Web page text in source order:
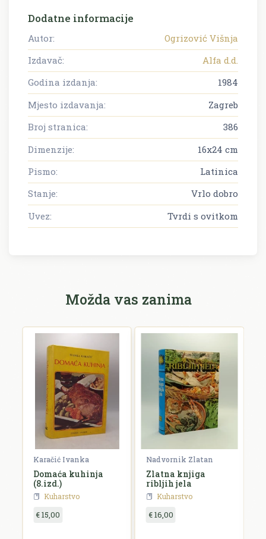
Dodatne informacije
Autor:
Ogrizović Višnja
Izdavač:
Alfa d.d.
Godina izdanja:
1984
Mjesto izdavanja:
Zagreb
Broj stranica:
386
Dimenzije:
16x24 cm
Pismo:
Latinica
Stanje:
Vrlo dobro
Uvez:
Tvrdi s ovitkom
Možda vas zanima
Karačić Ivanka
Domaća kuhinja
(8.izd.)
Kuharstvo
€ 15,00
Nadvornik Zlatan
Zlatna knjiga
ribljih jela
Kuharstvo
€ 16,00